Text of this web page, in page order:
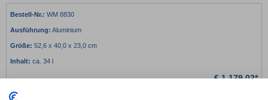
WM 8830
Aluminium
52,6 x 40,0 x 23,0 cm
ca. 34 l
€1.179,02*